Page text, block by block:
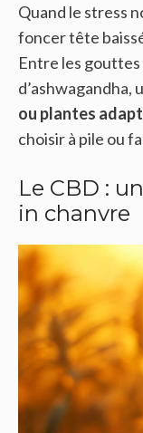
Quand le stress
foncer tête
Entre les gouttes
d’ashwagandha,
ou plantes
choisir à pile ou
Le CBD :
in chanvre